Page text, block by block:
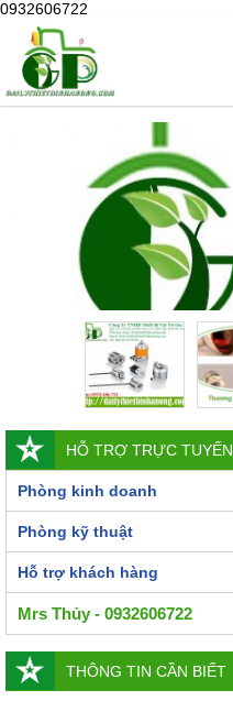
0932606722
HỖ TRỢ TRỰC TUYẾN
Phòng kinh doanh
Phòng kỹ thuật
Hỗ trợ khách hàng
Mrs Thủy - 0932606722
THÔNG TIN CẦN BIẾT